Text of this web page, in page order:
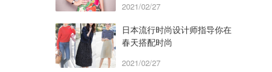
2021/02/27
日本流行时尚设计师指导你在
春天搭配时尚
2021/02/27